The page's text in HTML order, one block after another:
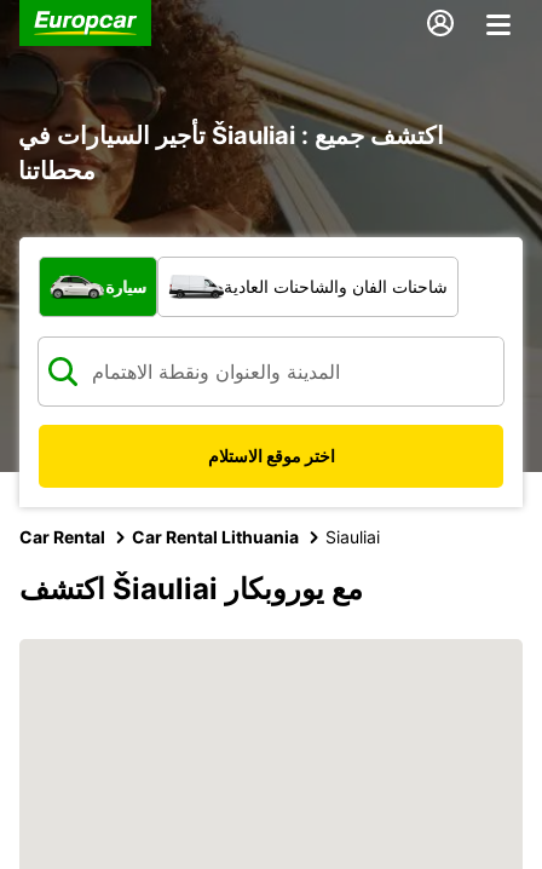
تأجير السيارات في Šiauliai : اكتشف جميع
محطاتنا
ما نوع المركبة؟
سيارة شاحنات الفان والشاحنات العادية
اختر موقع الاستلام
Car Rental Car Rental Lithuania Siauliai
اكتشف Šiauliai مع يوروبكار